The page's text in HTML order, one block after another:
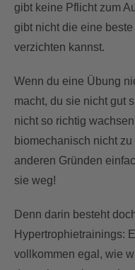
gibt keine Pflicht zum
gibt nicht die eine
verzichten kannst.
Wenn du eine Übung
macht, du sie nicht gut
nicht so richtig
biomechanisch nicht
anderen Gründen
sie weg!
Denn darin besteht
Hypertrophietrainings:
vollkommen egal, wie